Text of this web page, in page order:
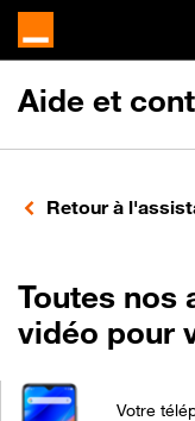
Aide et
Retour à
Toutes nos
vidéo pour
Votre